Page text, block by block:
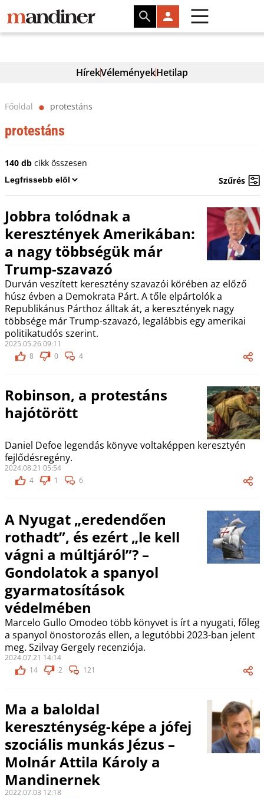
HírekVéleményekHetilap
Főoldal ⬤ protestáns
protestáns
140 dbcikk összesen
Szűrés
Jobbra tolódnak a
keresztények Amerikában:
a nagy többségük már
Trump-szavazó
Durván veszített keresztény szavazói körében az előző
húsz évben a Demokrata Párt. A tőle elpártolók a
Republikánus Párthoz álltak át, a keresztények nagy
többsége már Trump-szavazó, legalábbis egy amerikai
politikatudós szerint.
2025.05.26 09:11
8
0 4
Robinson, a protestáns
hajótörött
Daniel Defoe legendás könyve voltaképpen keresztyén
fejlődésregény.
2024.08.21 05:54
4
1 6
A Nyugat „eredendően
rothadt”, és ezért „le kell
vágni a múltjáról”? –
Gondolatok a spanyol
gyarmatosítások
védelmében
Marcelo Gullo Omodeo több könyvet is írt a nyugati, főleg
a spanyol önostorozás ellen, a legutóbbi 2023-ban jelent
meg. Szilvay Gergely recenziója.
2024.07.21 14:14
14
2 121
Ma a baloldal
kereszténység-képe a jófej
szociális munkás Jézus –
Molnár Attila Károly a
Mandinernek
2022.07.03 12:18